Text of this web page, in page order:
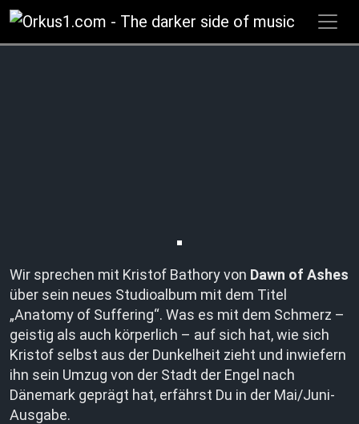
Zum
Inhalt
springen
Wir sprechen mit Kristof Bathory von Dawn of Ashes
über sein neues Studioalbum mit dem Titel
„Anatomy of Suffering“. Was es mit dem Schmerz –
geistig als auch körperlich – auf sich hat, wie sich
Kristof selbst aus der Dunkelheit zieht und inwiefern
ihn sein Umzug von der Stadt der Engel nach
Dänemark geprägt hat, erfährst Du in der Mai/Juni-
Ausgabe.